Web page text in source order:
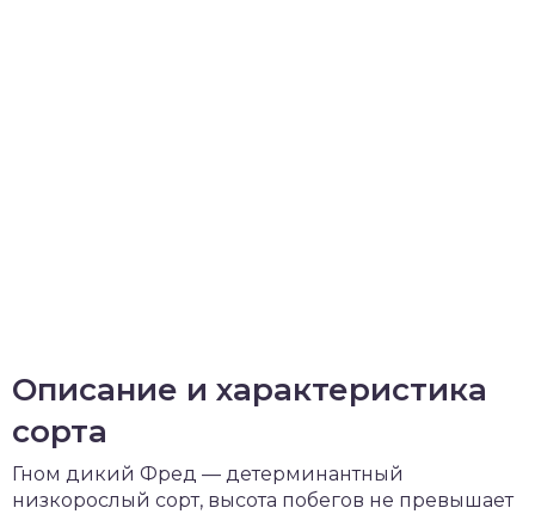
Описание и характеристика
сорта
Гном дикий Фред — детерминантный
низкорослый сорт, высота побегов не превышает